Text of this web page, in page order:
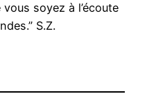
soyez à l’écoute
S.Z.